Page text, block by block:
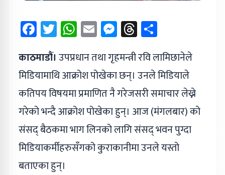
Facebook
Twitter
WhatsApp
EmailMessenger
Threads
काठमाडौं। उपप्रधान तथा गृहमन्त्री रवि लामिछानेले
मिडियामाथि आक्रोश पोखेका छन्। उनले मिडियाले
कतिपय विषयमा प्रमाणित नै गरेजसरी समाचार लेख्ने
गरेको भन्दै आक्रोश पोखेका हुन्। आज (मंगलबार) को
संसद् बैठकमा भाग लिनको लागि संसद् भवन पुग्दा
मिडियाकर्मीहरुसँगको कुराकानीमा उनले यस्तो
बताएका हुन्।